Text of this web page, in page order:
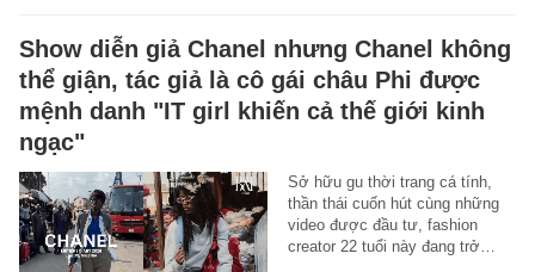
Show diễn giả Chanel nhưng Chanel không
thể giận, tác giả là cô gái châu Phi được
mệnh danh "IT girl khiến cả thế giới kinh
ngạc"
Sở hữu gu thời trang cá tính,
thần thái cuốn hút cùng những
video được đầu tư, fashion
creator 22 tuổi này đang trở…